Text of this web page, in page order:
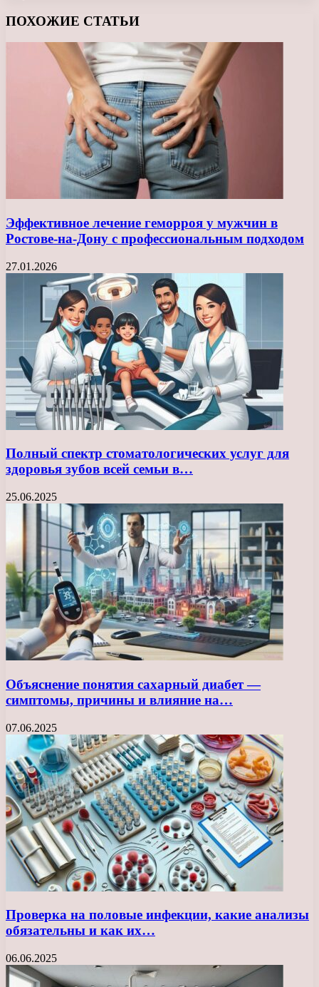
ПОХОЖИЕ СТАТЬИ
Эффективное лечение геморроя у мужчин в
Ростове-на-Дону с профессиональным подходом
27.01.2026
Полный спектр стоматологических услуг для
здоровья зубов всей семьи в…
25.06.2025
Объяснение понятия сахарный диабет —
симптомы, причины и влияние на…
07.06.2025
Проверка на половые инфекции, какие анализы
обязательны и как их…
06.06.2025